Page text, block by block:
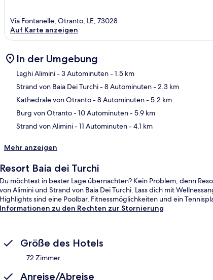
Via Fontanelle, Otranto, LE, 73028
Auf Karte anzeigen
In der Umgebung
Laghi Alimini- 3 Autominuten- 1.5 km
Strand von Baia Dei Turchi- 8 Autominuten- 2.3 km
Kathedrale von Otranto- 8 Autominuten- 5.2 km
Burg von Otranto- 10 Autominuten- 5.9 km
Strand von Alimini- 11 Autominuten- 4.1 km
Mehr anzeigen
Resort Baia dei Turchi
Du möchtest in bester Lage übernachten? Kein Problem, denn
von Alimini und Strand von Baia Dei Turchi. Lass dich mit
Highlights sind eine Poolbar, Fitnessmöglichkeiten und ein
Informationen zu den Rechten zur Stornierung
Größe des Hotels
72 Zimmer
Anreise/Abreise